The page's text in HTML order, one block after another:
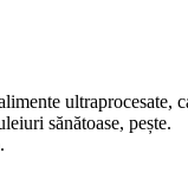
ultraprocesate,
sănătoase, pește.